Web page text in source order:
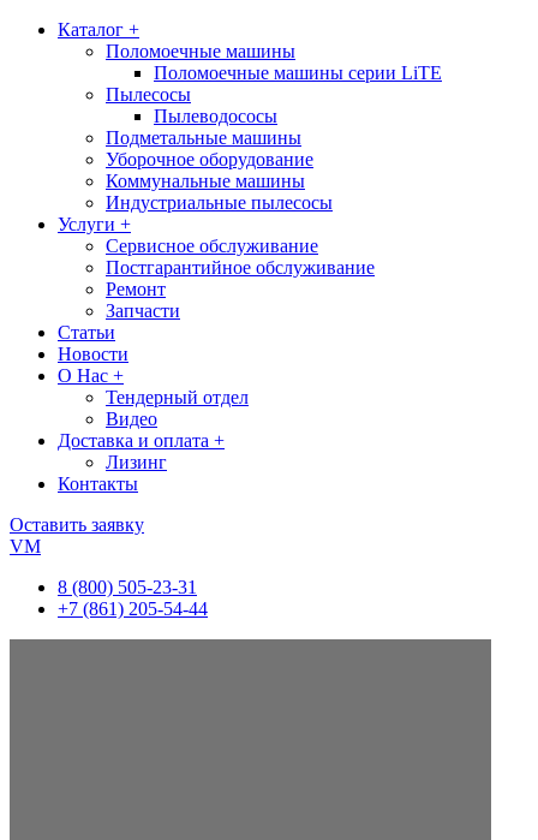
Каталог +
Поломоечные машины
Поломоечные машины серии LiTE
Пылесосы
Пылеводососы
Подметальные машины
Уборочное оборудование
Коммунальные машины
Индустриальные пылесосы
Услуги +
Сервисное обслуживание
Постгарантийное обслуживание
Ремонт
Запчасти
Статьи
Новости
О Нас +
Тендерный отдел
Видео
Доставка и оплата +
Лизинг
Контакты
Оставить заявку
VM
8 (800) 505-23-31
+7 (861) 205-54-44